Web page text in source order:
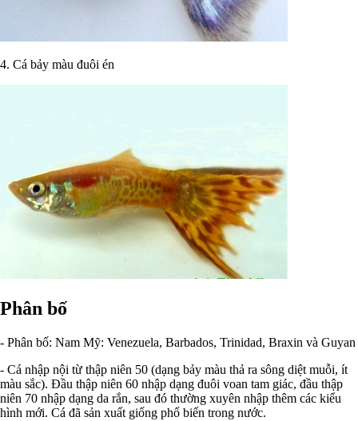
4. Cá bảy màu đuôi én
Phân bố
- Phân bố: Nam Mỹ: Venezuela, Barbados, Trinidad, Braxin và Guyan
- Cá nhập nội từ thập niên 50 (dạng bảy màu thả ra sông diệt muỗi, ít
màu sắc). Đầu thập niên 60 nhập dạng đuôi voan tam giác, đầu thập
niên 70 nhập dạng da rắn, sau đó thường xuyên nhập thêm các kiểu
hình mới. Cá đã sản xuất giống phổ biến trong nước.